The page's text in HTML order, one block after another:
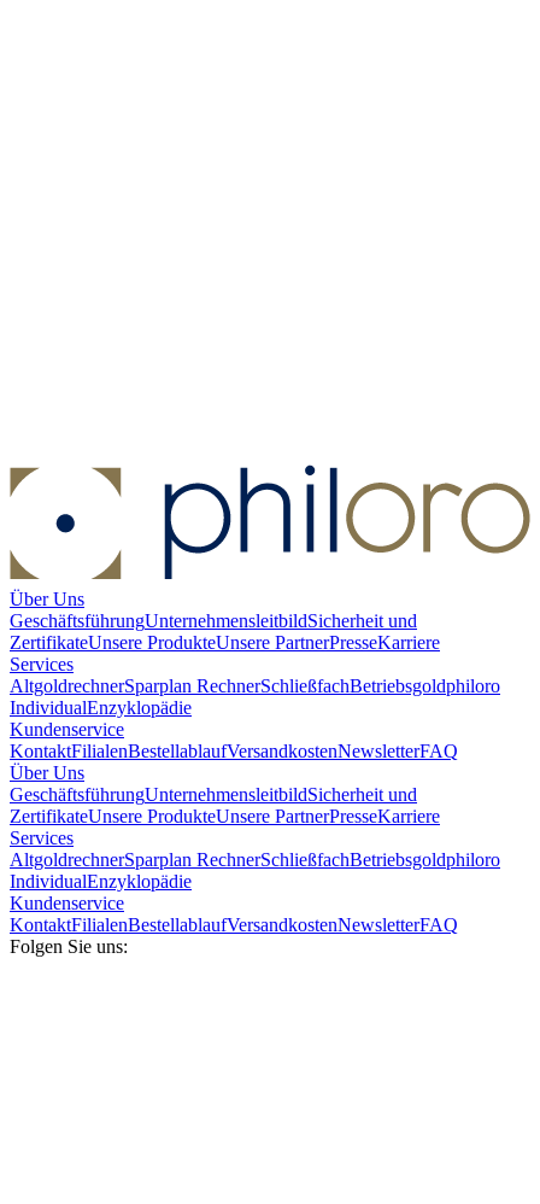
Über Uns
GeschäftsführungUnternehmensleitbildSicherheit und
ZertifikateUnsere ProdukteUnsere PartnerPresseKarriere
Services
AltgoldrechnerSparplan RechnerSchließfachBetriebsgoldphiloro
IndividualEnzyklopädie
Kundenservice
KontaktFilialenBestellablaufVersandkostenNewsletterFAQ
Über Uns
GeschäftsführungUnternehmensleitbildSicherheit und
ZertifikateUnsere ProdukteUnsere PartnerPresseKarriere
Services
AltgoldrechnerSparplan RechnerSchließfachBetriebsgoldphiloro
IndividualEnzyklopädie
Kundenservice
KontaktFilialenBestellablaufVersandkostenNewsletterFAQ
Folgen Sie uns: